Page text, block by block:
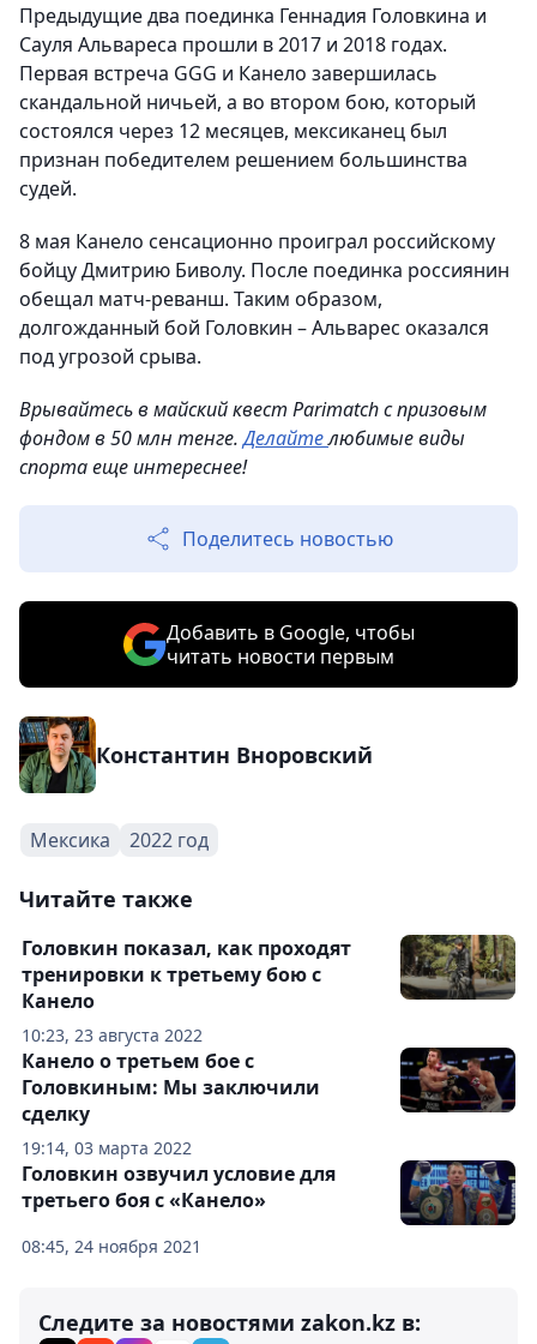
Предыдущие два поединка Геннадия Головкина и
Сауля Альвареса прошли в 2017 и 2018 годах.
Первая встреча GGG и Канело завершилась
скандальной ничьей, а во втором бою, который
состоялся через 12 месяцев, мексиканец был
признан победителем решением большинства
судей.
8 мая Канело сенсационно проиграл российскому
бойцу Дмитрию Биволу. После поединка россиянин
обещал матч-реванш. Таким образом,
долгожданный бой Головкин – Альварес оказался
под угрозой срыва.
Врывайтесь в майский квест Parimatch с призовым
фондом в 50 млн тенге.Делайтелюбимые виды
спорта еще интереснее!
Поделитесь новостью
Добавить в Google, чтобы
читать новости первым
Константин Вноровский
Мексика 2022 год
Читайте также
10:23, 23 августа 2022
Головкин показал, как проходят
тренировки к третьему бою с
Канело
19:14, 03 марта 2022
Канело о третьем бое с
Головкиным: Мы заключили
сделку
08:45, 24 ноября 2021
Головкин озвучил условие для
третьего боя с «Канело»
Следите за новостями zakon.kz в: